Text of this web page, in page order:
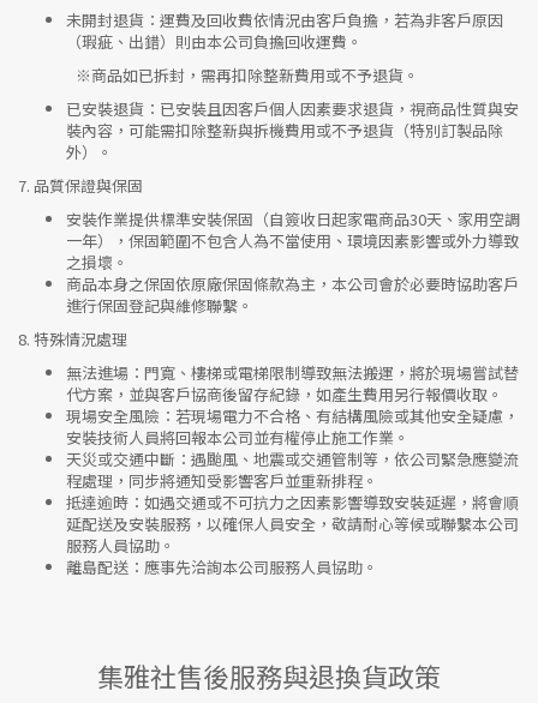
未開封退貨 ：運費及回收費依情況由客戶負擔，若為非客戶原因
（瑕疵、出錯）則由本公司負擔回收運費。
※商品如已拆封，需再扣除整新費用或不予退貨。
已安裝退貨 ：已安裝且因客戶個人因素要求退貨，視商品性質與安
裝內容，可能需扣除整新與拆機費用或不予退貨（特別訂製品除
外）。
7. 品質保證與保固
安裝作業提供標準安裝保固（自簽收日起家電商品30天、家用空調
一年），保固範圍不包含人為不當使用、環境因素影響或外力導致
之損壞。
商品本身之保固依原廠保固條款為主，本公司會於必要時協助客戶
進行保固登記與維修聯繫。
8. 特殊情況處理
無法進場 ：門寬、樓梯或電梯限制導致無法搬運，將於現場嘗試替
代方案，並與客戶協商後留存紀錄，如產生費用另行報價收取。
現場安全風險 ： 若現場電力不合格、有結構風險或其他安全疑慮，
安裝技術人員將回報本公司並有權停止施工作業。
天災或交通中斷 ：遇颱風、地震或交通管制等，依公司緊急應變流
程處理，同步將通知受影響客戶並重新排程。
抵達逾時 ：如遇交通或不可抗力之因素影響導致安裝延遲，將會順
延配送及安裝服務，以確保人員安全，敬請耐心等候或聯繫本公司
服務人員協助。
離島配送 ：應事先洽詢本公司服務人員協助。
集雅社售後服務與退換貨政策